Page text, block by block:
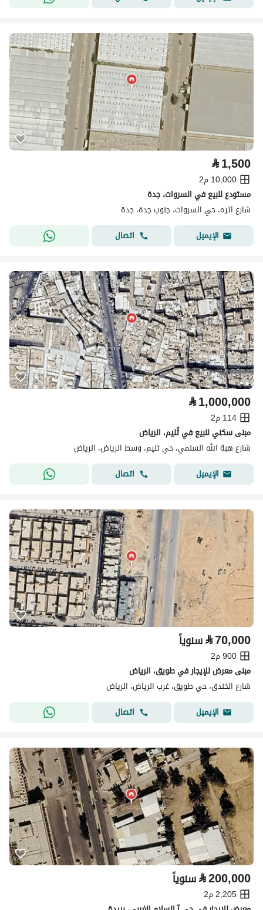
⃁1,500
10,000 م2
مستودع للبيع في السروات، جدة
شارع اثره، حي السروات، جنوب جدة، جدة
الإيميل
اتصال
⃁1,000,000
114 م2
مبنى سكني للبيع في ثُليم، الرياض
شارع هبة الله السلمي، حي ثليم، وسط الرياض، الرياض
الإيميل
اتصال
⃁70,000 سنوياً
900 م2
مبنى معرض للإيجار في طويق، الرياض
شارع الخندق، حي طويق، غرب الرياض، الرياض
الإيميل
اتصال
⃁200,000 سنوياً
2,205 م2